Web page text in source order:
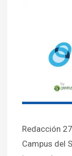
Redacción
Campus del